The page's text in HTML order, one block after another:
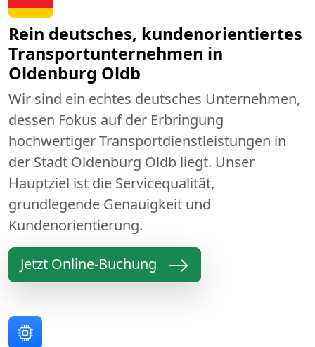
Rein deutsches, kundenorientiertes
Transportunternehmen in
Oldenburg Oldb
Wir sind ein echtes deutsches Unternehmen,
dessen Fokus auf der Erbringung
hochwertiger Transportdienstleistungen in
der Stadt Oldenburg Oldb liegt. Unser
Hauptziel ist die Servicequalität,
grundlegende Genauigkeit und
Kundenorientierung.
Jetzt Online-Buchung